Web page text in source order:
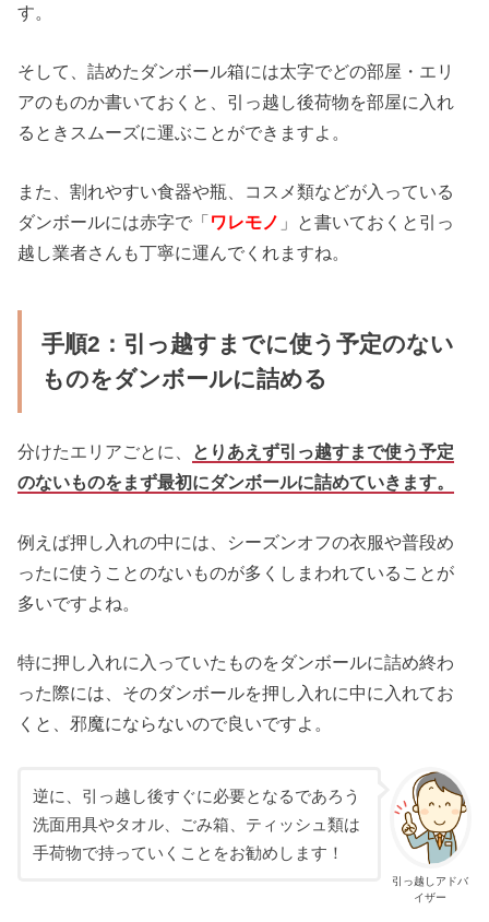
す。
そして、詰めたダンボール箱には太字でどの部屋・エリ
アのものか書いておくと、引っ越し後荷物を部屋に入れ
るときスムーズに運ぶことができますよ。
また、割れやすい食器や瓶、コスメ類などが入っている
ダンボールには赤字で「 ワレモノ 」と書いておくと引っ
越し業者さんも丁寧に運んでくれますね。
手順2：引っ越すまでに使う予定のない
ものをダンボールに詰める
分けたエリアごとに、 とりあえず引っ越すまで使う予定
のないものをまず最初にダンボールに詰めていきます。
例えば押し入れの中には、シーズンオフの衣服や普段め
ったに使うことのないものが多くしまわれていることが
多いですよね。
特に押し入れに入っていたものをダンボールに詰め終わ
った際には、そのダンボールを押し入れに中に入れてお
くと、邪魔にならないので良いですよ。
引っ越しアドバ
イザー
逆に、引っ越し後すぐに必要となるであろう
洗面用具やタオル、ごみ箱、ティッシュ類は
手荷物で持っていくことをお勧めします！